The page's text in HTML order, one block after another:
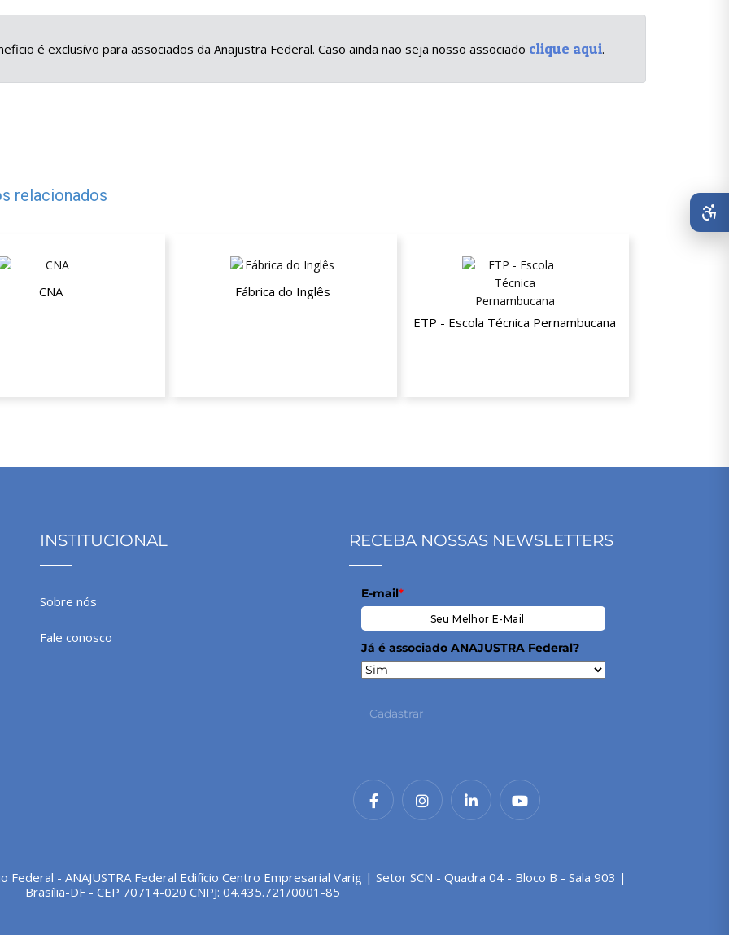
é exclusívo para associados da Anajustra Federal. Caso ainda não seja nosso associado clique aqui.
relacionados
CNA
Fábrica do Inglês
ETP - Escola Técnica Pernambucana
INSTITUCIONAL
Sobre nós
Fale conosco
RECEBA NOSSAS NEWSLETTERS
E-mail*
Já é associado ANAJUSTRA Federal?
Cadastrar
Federal - ANAJUSTRA Federal Edifício Centro Empresarial Varig | Setor SCN - Quadra 04 - Bloco B - Sala 903 |
Brasília-DF - CEP 70714-020 CNPJ: 04.435.721/0001-85